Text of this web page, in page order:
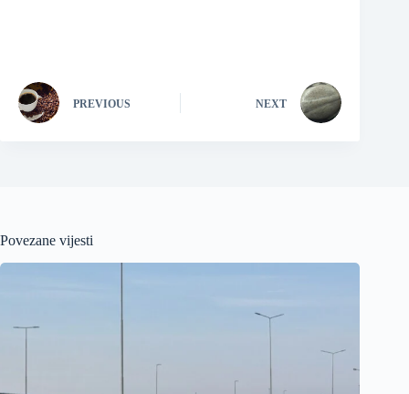
PREVIOUS NEXT
Povezane vijesti